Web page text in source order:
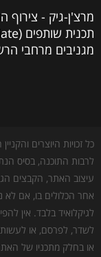
מרצ'ן-גיק - צירוף
מגניבים מרחבי
כל זכויות היוצרים
לרבות התוכנה, בסיס
עיצוב האתר, הקבצים
אחר הכלולים בו, אם
לגיקלואיד בלבד. אין
לשדר, לפרסם, או
או בחלק מתכניו של